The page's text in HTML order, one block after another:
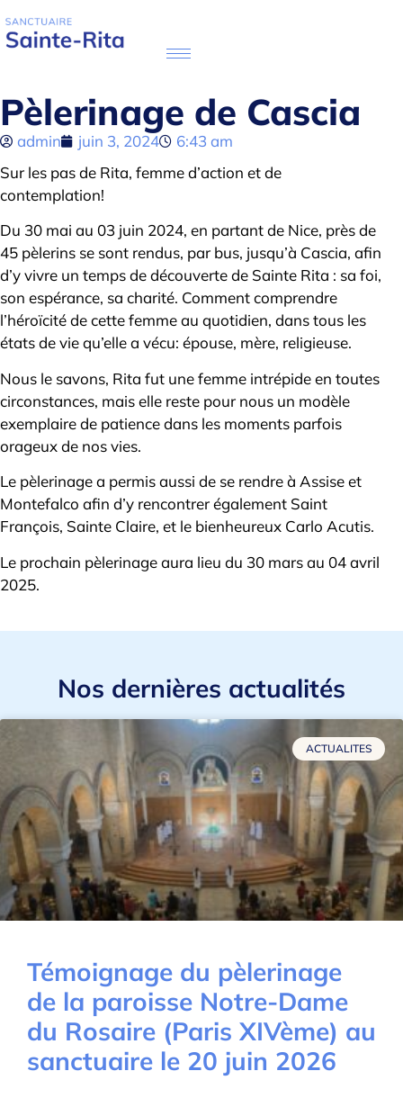
Pèlerinage de Cascia
admin juin 3, 2024
6:43 am
Sur les pas de Rita, femme d’action et de
contemplation!
Du 30 mai au 03 juin 2024, en partant de Nice, près de
45 pèlerins se sont rendus, par bus, jusqu’à Cascia, afin
d’y vivre un temps de découverte de Sainte Rita : sa foi,
son espérance, sa charité. Comment comprendre
l’héroïcité de cette femme au quotidien, dans tous les
états de vie qu’elle a vécu: épouse, mère, religieuse.
Nous le savons, Rita fut une femme intrépide en toutes
circonstances, mais elle reste pour nous un modèle
exemplaire de patience dans les moments parfois
orageux de nos vies.
Le pèlerinage a permis aussi de se rendre à Assise et
Montefalco afin d’y rencontrer également Saint
François, Sainte Claire, et le bienheureux Carlo Acutis.
Le prochain pèlerinage aura lieu du 30 mars au 04 avril
2025.
Nos dernières actualités
ACTUALITES
Témoignage du pèlerinage
de la paroisse Notre-Dame
du Rosaire (Paris XIVème) au
sanctuaire le 20 juin 2026